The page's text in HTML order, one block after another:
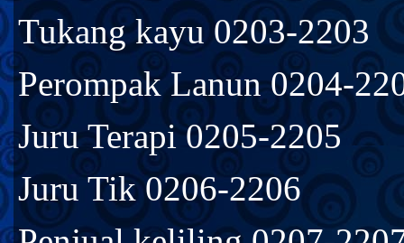
Tukang kayu 0203-2203
Perompak Lanun 0204-
Juru Terapi 0205-2205
Juru Tik 0206-2206